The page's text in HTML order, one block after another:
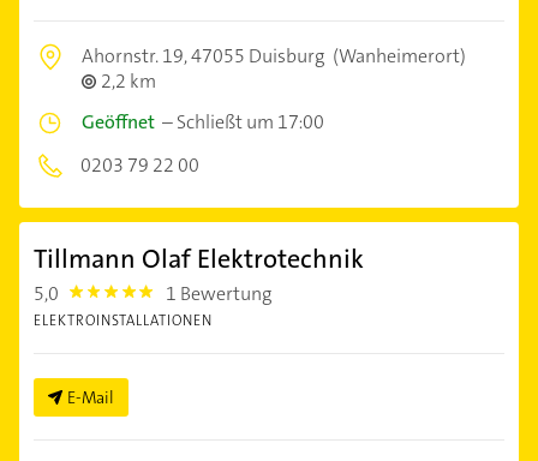
Ahornstr. 19,47055 Duisburg (Wanheimerort)
2,2 km
Geöffnet –Schließt um 17:00
0203 79 22 00
Tillmann Olaf Elektrotechnik
5,0 5.0 1 Bewertung
ELEKTROINSTALLATIONEN
E-Mail